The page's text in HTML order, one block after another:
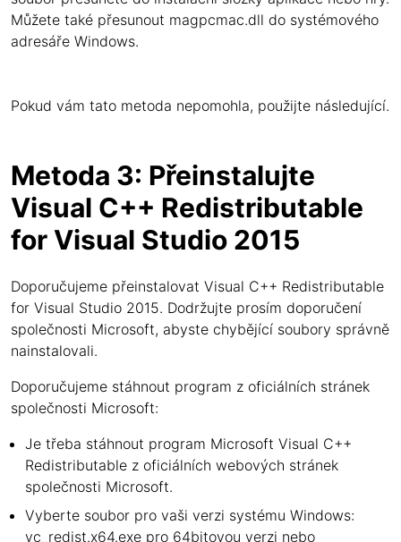
Můžete také přesunout magpcmac.dll do systémového
adresáře Windows.
Pokud vám tato metoda nepomohla, použijte následující.
Metoda 3: Přeinstalujte
Visual C++ Redistributable
for Visual Studio 2015
Doporučujeme přeinstalovat Visual C++ Redistributable
for Visual Studio 2015. Dodržujte prosím doporučení
společnosti Microsoft, abyste chybějící soubory správně
nainstalovali.
Doporučujeme stáhnout program z oficiálních stránek
společnosti Microsoft:
Je třeba stáhnout program Microsoft Visual C++
Redistributable z oficiálních webových stránek
společnosti Microsoft.
Vyberte soubor pro vaši verzi systému Windows:
vc_redist.x64.exe pro 64bitovou verzi nebo